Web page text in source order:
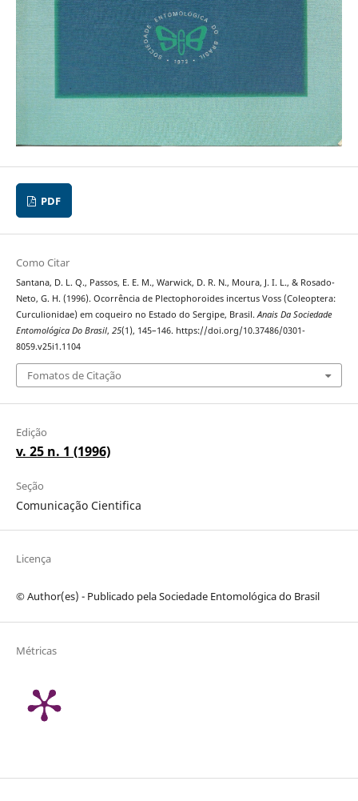
PDF
Como Citar
Santana, D. L. Q., Passos, E. E. M., Warwick, D. R. N., Moura, J. I. L., & Rosado-
Neto, G. H. (1996). Ocorrência de Plectophoroides incertus Voss (Coleoptera:
Curculionidae) em coqueiro no Estado do Sergipe, Brasil.Anais Da Sociedade
Entomológica Do Brasil, 25(1), 145–146. https://doi.org/10.37486/0301-
8059.v25i1.1104
Fomatos de Citação
Edição
v. 25 n. 1 (1996)
Seção
Comunicação Cientifica
Licença
© Author(es) - Publicado pela Sociedade Entomológica do Brasil
Métricas